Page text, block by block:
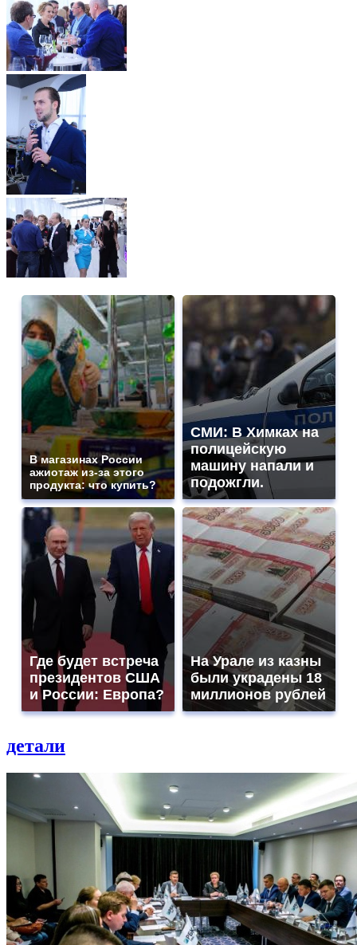
В магазинах России
ажиотаж из-за этого
продукта: что купить?
СМИ: В Химках на
полицейскую
машину напали и
подожгли.
Где будет встреча
президентов США
и России: Европа?
На Урале из казны
были украдены 18
миллионов рублей
детали